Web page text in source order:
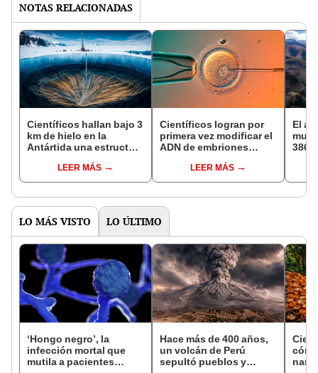
NOTAS RELACIONADAS
Científicos hallan bajo 3
km de hielo en la
Antártida una estructura
que explicaría la ruptura
de un supercontinente
LEER MÁS
Científicos logran por
primera vez modificar el
ADN de embriones
exactitud y reactivan
nuevos debates
LEER MÁS
El
386
LO MÁS VISTO LO ÚLTIMO
‘Hongo negro’, la
infección mortal que
mutila a pacientes
Hace más de 400 años,
un volcán de Perú
sepultó pueblos y